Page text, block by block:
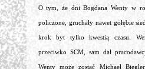
O tym, że dni Bogdana Wenty w
policzone, gruchały nawet gołębie
krok byt tylko kwestią czasu.
przeciwko SCM, sam dał
Wenty może zostać Michael